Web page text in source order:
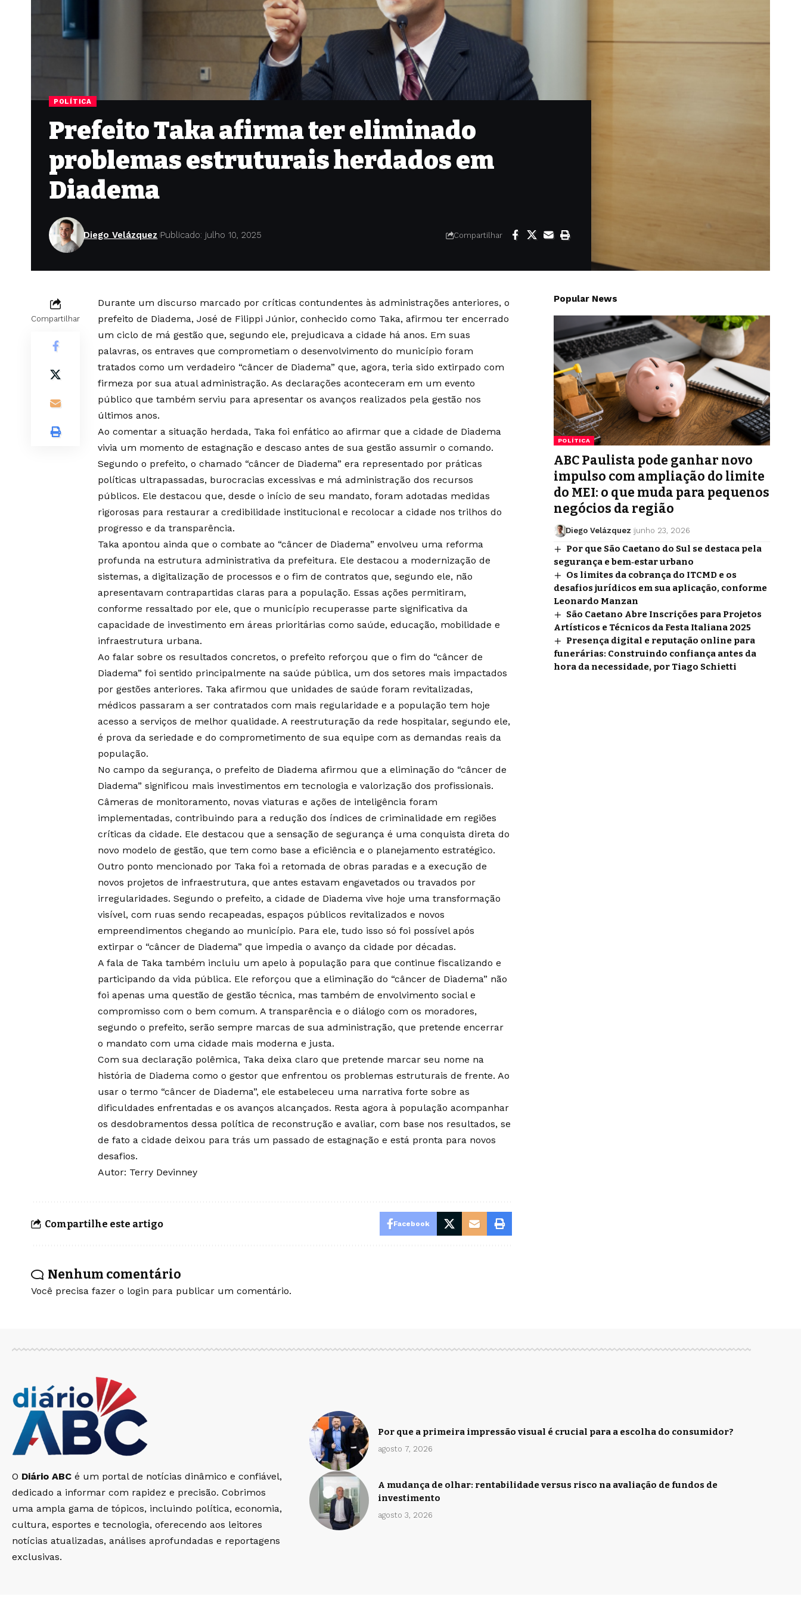
POLÍTICA
Prefeito Taka afirma ter eliminado
problemas estruturais herdados em
Diadema
Diego Velázquez Publicado: julho 10, 2025 Compartilhar
Compartilhar
Durante um discurso marcado por críticas contundentes às administrações anteriores, o
prefeito de Diadema, José de Filippi Júnior, conhecido como Taka, afirmou ter encerrado
um ciclo de má gestão que, segundo ele, prejudicava a cidade há anos. Em suas
palavras, os entraves que comprometiam o desenvolvimento do município foram
tratados como um verdadeiro “câncer de Diadema” que, agora, teria sido extirpado com
firmeza por sua atual administração. As declarações aconteceram em um evento
público que também serviu para apresentar os avanços realizados pela gestão nos
últimos anos.
Ao comentar a situação herdada, Taka foi enfático ao afirmar que a cidade de Diadema
vivia um momento de estagnação e descaso antes de sua gestão assumir o comando.
Segundo o prefeito, o chamado “câncer de Diadema” era representado por práticas
políticas ultrapassadas, burocracias excessivas e má administração dos recursos
públicos. Ele destacou que, desde o início de seu mandato, foram adotadas medidas
rigorosas para restaurar a credibilidade institucional e recolocar a cidade nos trilhos do
progresso e da transparência.
Taka apontou ainda que o combate ao “câncer de Diadema” envolveu uma reforma
profunda na estrutura administrativa da prefeitura. Ele destacou a modernização de
sistemas, a digitalização de processos e o fim de contratos que, segundo ele, não
apresentavam contrapartidas claras para a população. Essas ações permitiram,
conforme ressaltado por ele, que o município recuperasse parte significativa da
capacidade de investimento em áreas prioritárias como saúde, educação, mobilidade e
infraestrutura urbana.
Ao falar sobre os resultados concretos, o prefeito reforçou que o fim do “câncer de
Diadema” foi sentido principalmente na saúde pública, um dos setores mais impactados
por gestões anteriores. Taka afirmou que unidades de saúde foram revitalizadas,
médicos passaram a ser contratados com mais regularidade e a população tem hoje
acesso a serviços de melhor qualidade. A reestruturação da rede hospitalar, segundo ele,
é prova da seriedade e do comprometimento de sua equipe com as demandas reais da
população.
No campo da segurança, o prefeito de Diadema afirmou que a eliminação do “câncer de
Diadema” significou mais investimentos em tecnologia e valorização dos profissionais.
Câmeras de monitoramento, novas viaturas e ações de inteligência foram
implementadas, contribuindo para a redução dos índices de criminalidade em regiões
críticas da cidade. Ele destacou que a sensação de segurança é uma conquista direta do
novo modelo de gestão, que tem como base a eficiência e o planejamento estratégico.
Outro ponto mencionado por Taka foi a retomada de obras paradas e a execução de
novos projetos de infraestrutura, que antes estavam engavetados ou travados por
irregularidades. Segundo o prefeito, a cidade de Diadema vive hoje uma transformação
visível, com ruas sendo recapeadas, espaços públicos revitalizados e novos
empreendimentos chegando ao município. Para ele, tudo isso só foi possível após
extirpar o “câncer de Diadema” que impedia o avanço da cidade por décadas.
A fala de Taka também incluiu um apelo à população para que continue fiscalizando e
participando da vida pública. Ele reforçou que a eliminação do “câncer de Diadema” não
foi apenas uma questão de gestão técnica, mas também de envolvimento social e
compromisso com o bem comum. A transparência e o diálogo com os moradores,
segundo o prefeito, serão sempre marcas de sua administração, que pretende encerrar
o mandato com uma cidade mais moderna e justa.
Com sua declaração polêmica, Taka deixa claro que pretende marcar seu nome na
história de Diadema como o gestor que enfrentou os problemas estruturais de frente. Ao
usar o termo “câncer de Diadema”, ele estabeleceu uma narrativa forte sobre as
dificuldades enfrentadas e os avanços alcançados. Resta agora à população acompanhar
os desdobramentos dessa política de reconstrução e avaliar, com base nos resultados, se
de fato a cidade deixou para trás um passado de estagnação e está pronta para novos
desafios.
Autor: Terry Devinney
Compartilhe este artigo Facebook
Nenhum comentário
Você precisa fazer o login para publicar um comentário.
Popular News
POLÍTICA
ABC Paulista pode ganhar novo
impulso com ampliação do limite
do MEI: o que muda para pequenos
negócios da região
Diego Velázquez junho 23, 2026
Por que São Caetano do Sul se destaca pela
segurança e bem‑estar urbano
Os limites da cobrança do ITCMD e os
desafios jurídicos em sua aplicação, conforme
Leonardo Manzan
São Caetano Abre Inscrições para Projetos
Artísticos e Técnicos da Festa Italiana 2025
Presença digital e reputação online para
funerárias: Construindo confiança antes da
hora da necessidade, por Tiago Schietti
O Diário ABC é um portal de notícias dinâmico e confiável,
dedicado a informar com rapidez e precisão. Cobrimos
uma ampla gama de tópicos, incluindo política, economia,
cultura, esportes e tecnologia, oferecendo aos leitores
notícias atualizadas, análises aprofundadas e reportagens
exclusivas.
Por que a primeira impressão visual é crucial para a escolha do consumidor?
agosto 7, 2026
A mudança de olhar: rentabilidade versus risco na avaliação de fundos de
investimento
agosto 3, 2026